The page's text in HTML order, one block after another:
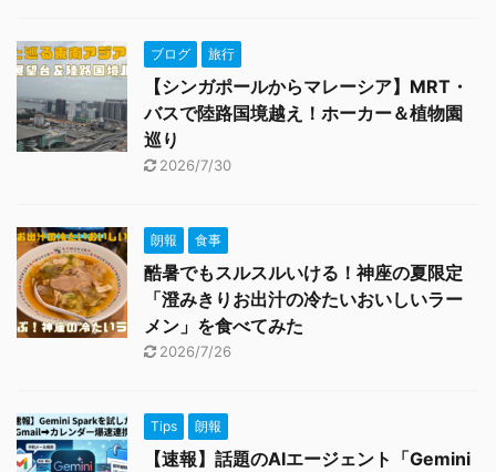
ブログ 旅行
【シンガポールからマレーシア】MRT・
バスで陸路国境越え！ホーカー＆植物園
巡り
2026/7/30
朗報 食事
酷暑でもスルスルいける！神座の夏限定
「澄みきりお出汁の冷たいおいしいラー
メン」を食べてみた
2026/7/26
Tips 朗報
【速報】話題のAIエージェント「Gemini